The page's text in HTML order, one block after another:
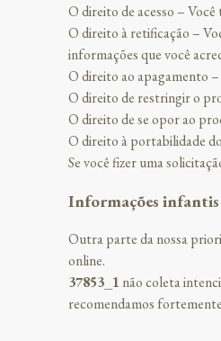
O direito de acesso –
O direito à retificação –
informações que você
O direito ao apagamento –
O direito de restringir o
O direito de se opor ao
O direito à portabilidade
Se você fizer uma
Informações infantis
Outra parte da nossa
online.
37853_1 não coleta
recomendamos